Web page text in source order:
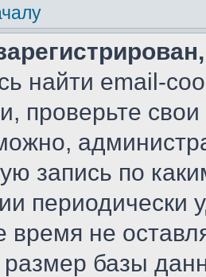
найти email-
проверьте
запись по
периодически
время не
базы